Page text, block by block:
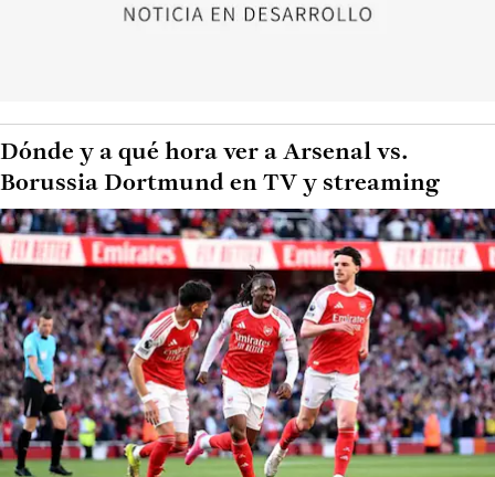
Dónde y a qué hora ver a Arsenal vs.
Borussia Dortmund en TV y streaming